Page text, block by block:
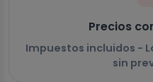
Precios
Impuestos incluidos -
sin